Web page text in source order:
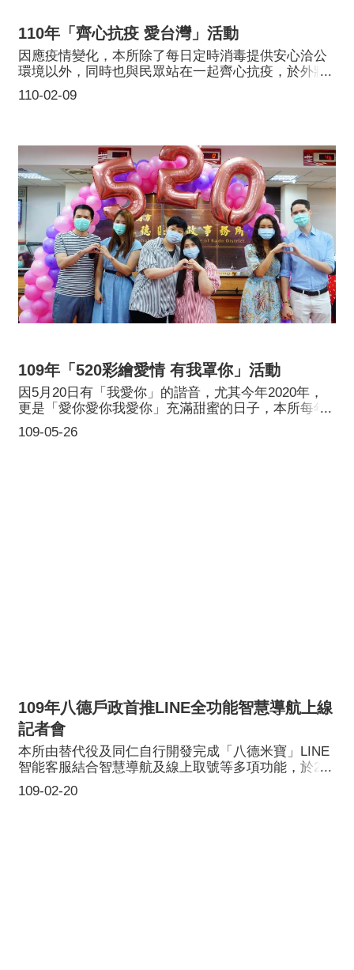
110年「齊心抗疫 愛台灣」活動
110-02-09
因應疫情變化，本所除了每日定時消毒提供安心洽公
環境以外，同時也與民眾站在一起齊心抗疫，於外牆
懸掛向醫護及防疫人員加油打氣紅布條，110年2月1日
起，至八德戶政洽公的民眾經量測體溫後會貼上以愛
園人團結一心守護台灣的信心。
109年「520彩繪愛情 有我罩你」活動
109-05-26
因5月20日有「我愛你」的諧音，尤其今年2020年，
更是「愛你愛你我愛你」充滿甜蜜的日子，本所每年
都會精心策劃主題活動讓新人留下難忘的回憶，今年
因為還在防疫期間必須戴上口罩，因此特別發揮創
109年八德戶政首推LINE全功能智慧導航上線
記者會
109-02-20
本所由替代役及同仁自行開發完成「八德米寶」LINE
智能客服結合智慧導航及線上取號等多項功能，於2月
12日上午在戶所大廳舉行上線啟動儀式，吉祥物米寶
驚喜現身與民眾互動加好友送小禮，現場反應熱烈，